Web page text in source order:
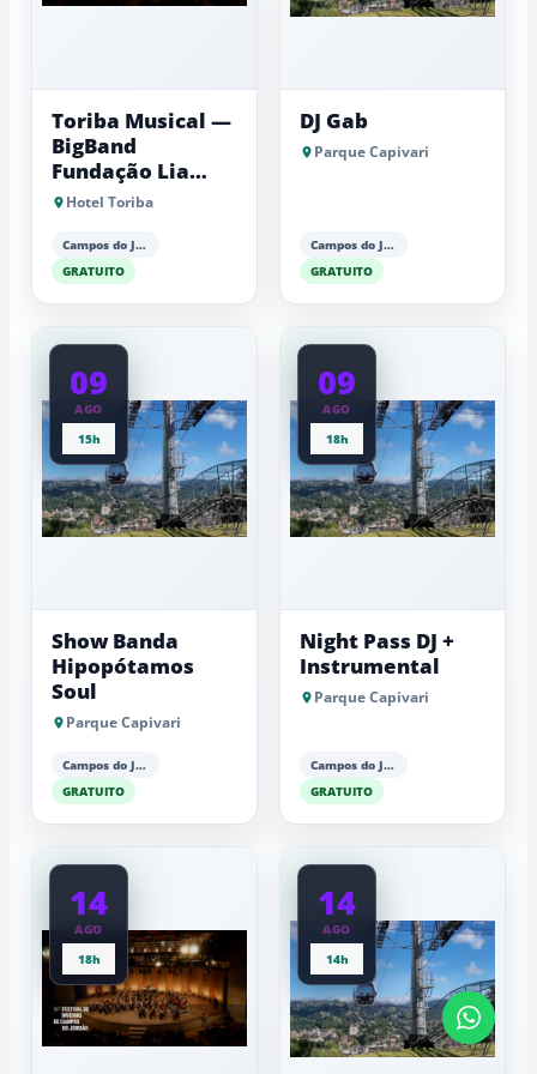
Toriba Musical —
BigBand
Fundação Lia
Maria Aguiar
Hotel Toriba
Campos do Jordão
GRATUITO
DJ Gab
Parque Capivari
Campos do Jordão
GRATUITO
09
AGO
15h
Show Banda
Hipopótamos
Soul
Parque Capivari
Campos do Jordão
GRATUITO
09
AGO
18h
Night Pass DJ +
Instrumental
Parque Capivari
Campos do Jordão
GRATUITO
14
AGO
18h
14
AGO
14h